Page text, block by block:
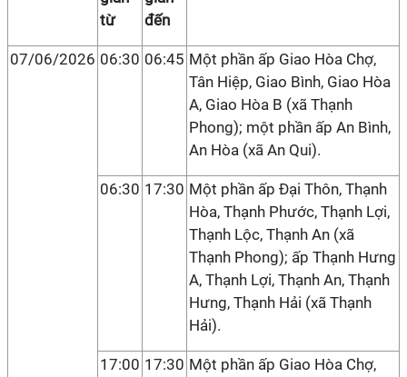
từ
đến
07/06/2026 06:30 06:45 Một phần ấp Giao Hòa Chợ,
Tân Hiệp, Giao Bình, Giao Hòa
A, Giao Hòa B (xã Thạnh
Phong); một phần ấp An Bình,
An Hòa (xã An Qui).
06:30 17:30 Một phần ấp Đại Thôn, Thạnh
Hòa, Thạnh Phước, Thạnh Lợi,
Thạnh Lộc, Thạnh An (xã
Thạnh Phong); ấp Thạnh Hưng
A, Thạnh Lợi, Thạnh An, Thạnh
Hưng, Thạnh Hải (xã Thạnh
Hải).
17:00 17:30 Một phần ấp Giao Hòa Chợ,